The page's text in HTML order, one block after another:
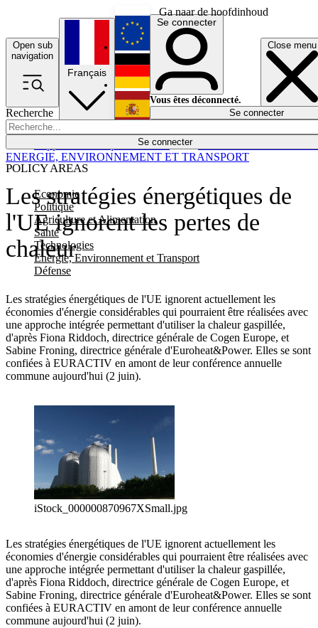
Ga naar de hoofdinhoud
Open sub
navigation
Close menu
Recherche
Se connecter
POLICY AREAS
Economie
Politique
Agriculture et Alimentation
Santé
Technologies
Energie, Environnement et Transport
Défense
Économie
Français
English
Deutsch
Español
Se connecter
Vous êtes déconnecté.
Se connecter
Les stratégies énergétiques de
l'UE ignorent les pertes de
chaleur
Les stratégies énergétiques de l'UE ignorent actuellement les
économies d'énergie considérables qui pourraient être réalisées avec
une approche intégrée permettant d'utiliser la chaleur gaspillée,
d'après Fiona Riddoch, directrice générale de Cogen Europe, et
Sabine Froning, directrice générale d'Euroheat&Power. Elles se sont
confiées à EURACTIV en amont de leur conférence annuelle
commune aujourd'hui (2 juin).
ENERGIE, ENVIRONNEMENT ET TRANSPORT
iStock_000000870967XSmall.jpg
Les stratégies énergétiques de l'UE ignorent actuellement les
économies d'énergie considérables qui pourraient être réalisées avec
une approche intégrée permettant d'utiliser la chaleur gaspillée,
d'après Fiona Riddoch, directrice générale de Cogen Europe, et
Sabine Froning, directrice générale d'Euroheat&Power. Elles se sont
confiées à EURACTIV en amont de leur conférence annuelle
commune aujourd'hui (2 juin).